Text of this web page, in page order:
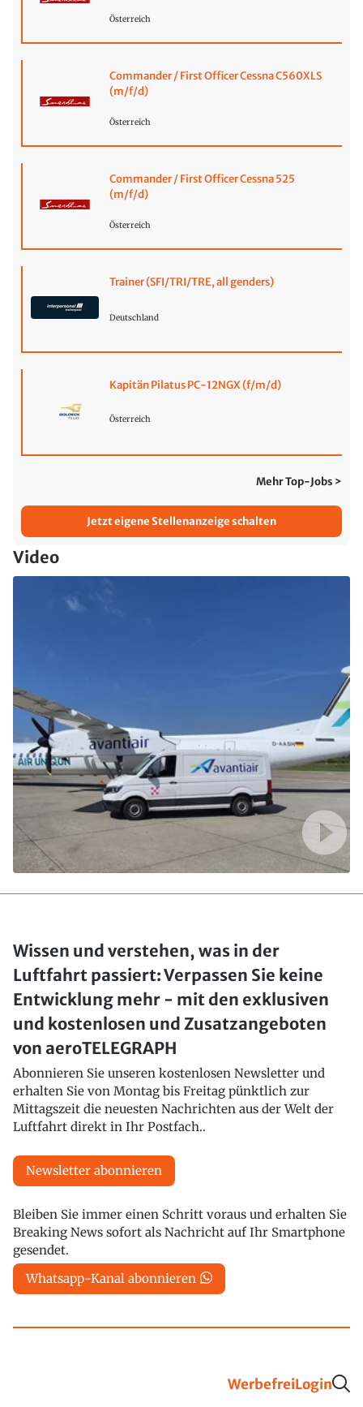
Österreich
Commander / First Officer Cessna C560XLS
(m/f/d)
Österreich
Commander / First Officer Cessna 525
(m/f/d)
Österreich
Trainer (SFI/TRI/TRE, all genders)
Deutschland
Kapitän Pilatus PC-12NGX (f/m/d)
Österreich
Mehr Top-Jobs >
Jetzt eigene Stellenanzeige schalten
Video
Wissen und verstehen, was in der
Luftfahrt passiert: Verpassen Sie keine
Entwicklung mehr - mit den exklusiven
und kostenlosen und Zusatzangeboten
von aeroTELEGRAPH
Abonnieren Sie unseren kostenlosen Newsletter und
erhalten Sie von Montag bis Freitag pünktlich zur
Mittagszeit die neuesten Nachrichten aus der Welt der
Luftfahrt direkt in Ihr Postfach..
Newsletter abonnieren
Bleiben Sie immer einen Schritt voraus und erhalten Sie
Breaking News sofort als Nachricht auf Ihr Smartphone
gesendet.
Whatsapp-Kanal abonnieren
WerbefreiLogin